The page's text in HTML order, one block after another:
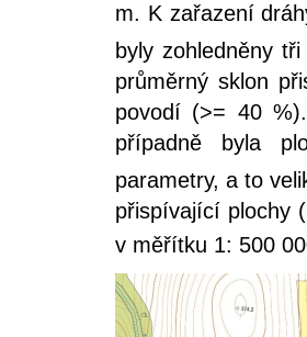
m. K zařazení
byly zohledněny
průměrný sklon
povodí (>= 40
případně byla
parametry, a to
přispívající plochy
v měřítku 1: 500